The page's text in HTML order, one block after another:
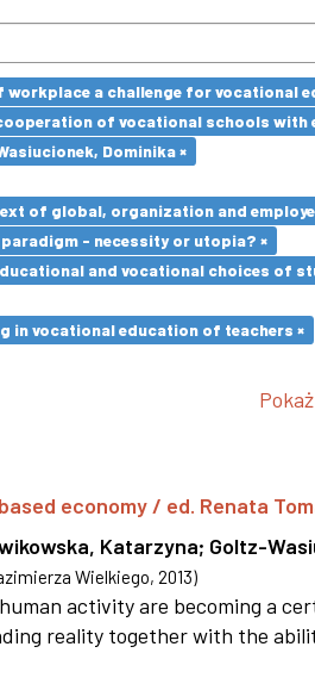
a challenge for vocational
of vocational schools with
Dominika ×
of global, organization and
- necessity or utopia? ×
and vocational choices of
in vocational education of teachers ×
economy / ed. Renata
Katarzyna; Goltz-
Wielkiego, 2013)
activity are becoming a
reality together with the